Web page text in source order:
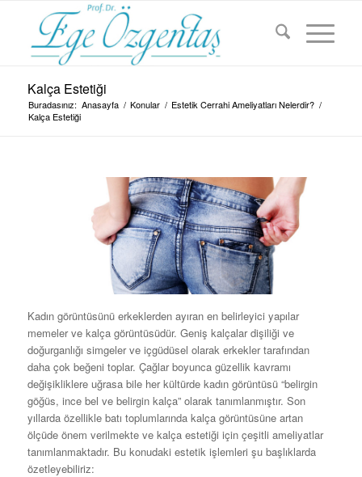
Kalça Estetiği
Buradasınız: Anasayfa / Konular / Estetik Cerrahi Ameliyatları Nelerdir? /
Kalça Estetiği
Kadın görüntüsünü erkeklerden ayıran en belirleyici yapılar
memeler ve kalça görüntüsüdür. Geniş kalçalar dişiliği ve
doğurganlığı simgeler ve içgüdüsel olarak erkekler tarafından
daha çok beğeni toplar. Çağlar boyunca güzellik kavramı
değişikliklere uğrasa bile her kültürde kadın görüntüsü “belirgin
göğüs, ince bel ve belirgin kalça” olarak tanımlanmıştır. Son
yıllarda özellikle batı toplumlarında kalça görüntüsüne artan
ölçüde önem verilmekte ve kalça estetiği için çeşitli ameliyatlar
tanımlanmaktadır. Bu konudaki estetik işlemleri şu başlıklarda
özetleyebiliriz: